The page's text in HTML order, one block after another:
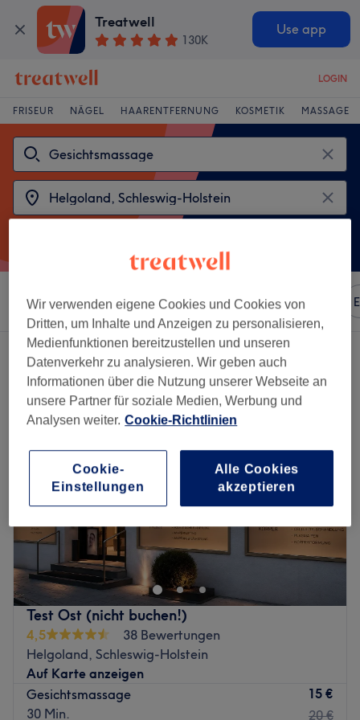
Treatwell
130K
Use app
LOGIN
FRISEUR NÄGEL HAARENTFERNUNG KOSMETIK MASSAGE
Sortieren nach Beliebiger Preis Marken Salons
2 Salons die anbieten:
gesichtsmassage in Helgoland, Schleswig-Holstein
Test Ost (nicht buchen!)
4,5
38 Bewertungen
Helgoland, Schleswig-Holstein
Auf Karte anzeigen
Gesichtsmassage
30 Min.
15 €
20 €
Wir verwenden eigene Cookies und Cookies von
Dritten, um Inhalte und Anzeigen zu personalisieren,
Medienfunktionen bereitzustellen und unseren
Datenverkehr zu analysieren. Wir geben auch
Informationen über die Nutzung unserer Webseite an
unsere Partner für soziale Medien, Werbung und
Analysen weiter. Cookie-Richtlinien
Cookie-
Einstellungen
Alle Cookies
akzeptieren